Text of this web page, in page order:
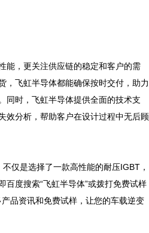
能，更关注供应链的稳定和客户的需
，飞虹半导体都能确保按时交付，助力
同时，飞虹半导体提供全面的技术支
效分析，帮助客户在设计过程中无后顾
仅是选择了一款高性能的耐压IGBT，
百度搜索“飞虹半导体”或拨打免费试样
品资讯和免费试样，让您的车载逆变